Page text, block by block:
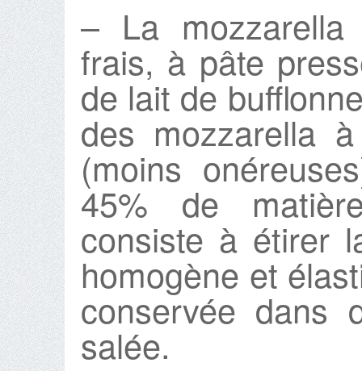
– La
frais, à pâte
de lait de
des mozzarella
(moins
45% de
consiste à étirer
homogène et
conservée dans
salée.